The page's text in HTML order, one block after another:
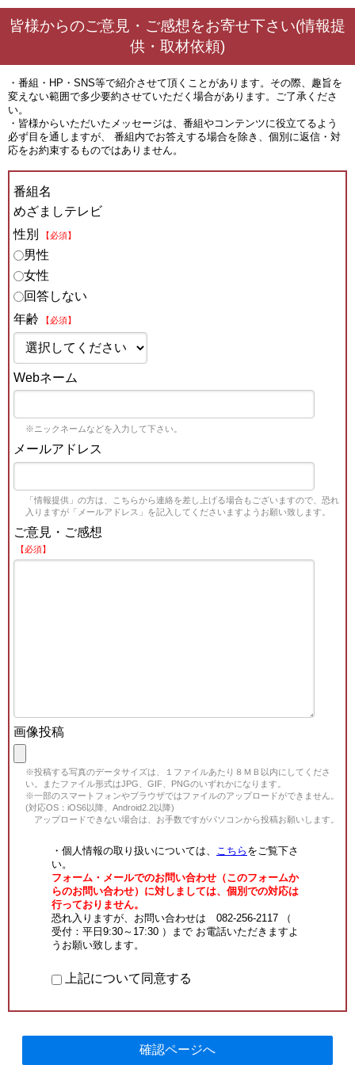
皆様からのご意見・ご感想をお寄せ下さい(情報提
供・取材依頼)
・番組・HP・SNS等で紹介させて頂くことがあります。その際、趣旨を
変えない範囲で多少要約させていただく場合があります。ご了承くださ
い。
・皆様からいただいたメッセージは、番組やコンテンツに役立てるよう
必ず目を通しますが、 番組内でお答えする場合を除き、個別に返信・対
応をお約束するものではありません。
番組名
めざましテレビ
性別
【必須】
男性
女性
回答しない
年齢
【必須】
Webネーム
※ニックネームなどを入力して下さい。
メールアドレス
「情報提供」の方は、こちらから連絡を差し上げる場合もございますので、恐れ
入りますが「メールアドレス」を記入してくださいますようお願い致します。
ご意見・ご感想
【必須】
画像投稿
※投稿する写真のデータサイズは、１ファイルあたり８ＭＢ以内にしてくださ
い。またファイル形式はJPG、GIF、PNGのいずれかになります。
※一部のスマートフォンやブラウザではファイルのアップロードができません。
(対応OS：iOS6以降、Android2.2以降)
アップロードできない場合は、お手数ですがパソコンから投稿お願いします。
・個人情報の取り扱いについては、 こちら をご覧下さ
い。
フォーム・メールでのお問い合わせ（このフォームか
らのお問い合わせ）に対しましては、個別での対応は
行っておりません。
恐れ入りますが、お問い合わせは 082-256-2117 （
受付：平日9:30～17:30 ）まで お電話いただきますよ
うお願い致します。
上記について同意する
確認ページへ